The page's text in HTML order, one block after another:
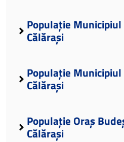
Populație
Călărași
Populație
Călărași
Populație Oraș
Călărași